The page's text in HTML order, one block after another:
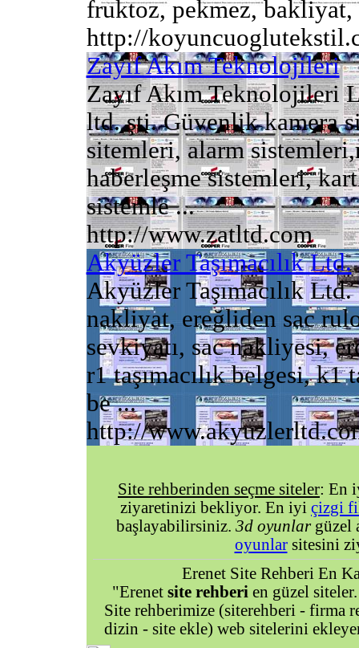
fruktoz, pekmez, bakliyat,
http://
Zayıf Akım Teknolojileri
Zayıf Akım Teknolojileri
ltd. şti. Güvenlik kamera
sitemleri, alarm
haberleşme sistemleri,
sistemle ...
http://www.zatltd.com
Akyüzler Taşımacılık Ltd.
Akyüzler Taşımacılık
nakliyat, ereğliden sac rulo
sevkiyatı, sac nakliyesi,
r1 taşımacılık belgesi, k1
be ...
http://
Site rehberinden seçme siteler: En
ziyaretinizi bekliyor. En iyi çizgi
başlayabilirsiniz. 3d oyunlargüzel
oyunlarsitesini
Erenet Site Rehberi En
"Erenet site rehberi en güzel
Site rehberimize (siterehberi - firma
dizin - site ekle) web sitelerini